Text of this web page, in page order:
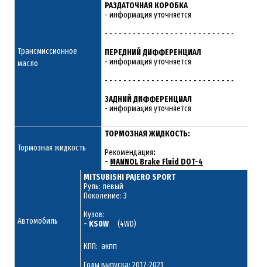
Трансмиссионное
масло
РАЗДАТОЧНАЯ КОРОБКА
- информация уточняется
- - - - - - - - - - - - - - - - - - - - - - - - - - - -
ПЕРЕДНИЙ ДИФФЕРЕНЦИАЛ
- информация уточняется
- - - - - - - - - - - - - - - - - - - - - - - - - - - -
ЗАДНИЙ ДИФФЕРЕНЦИАЛ
- информация уточняется
Тормозная жидкость
ТОРМОЗНАЯ ЖИДКОСТЬ:
Рекомендация:
- MANNOL Brake Fluid DOT-4
Автомобиль
MITSUBISHI PAJERO SPORT
Руль: левый
Поколение: 3
Кузов:
- KS0W (4WD)
КПП: акпп